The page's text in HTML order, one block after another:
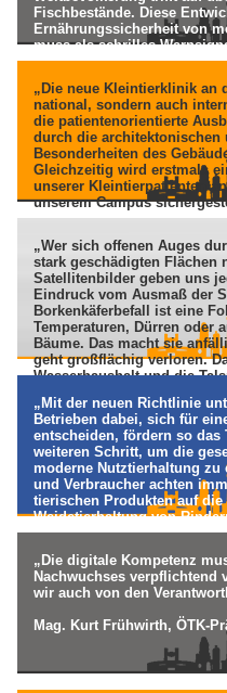
Fischbestände. Diese
Ernährungssicherheit von
muss als schrilles
Jahrzehnt müssen wir mit
Richtungswechsel steuern
Katastrophe zu.“
Karoline Schacht,
29.6.2022
„Die neue Kleintierklinik an
national, sondern auch
die patientenorientierte
durch die architektonischen
Besonderheiten des
Gleichzeitig wird erstmals
unserer Kleintierpatienten
unserem Campus
Wien, 23.6.2022
„Wer sich offenen Auges
stark geschädigten Flächen
Satellitenbilder geben uns
Eindruck vom Ausmaß der
Borkenkäferbefall ist eine
Temperaturen, Dürren oder
Bäume. Das macht sie
geht großflächig verloren.
Wasserhaushalt und die
für viele Arten, als Quelle
Erholungsort. Umso
Waldumbau hin zu
sowie leistungsfähigen
Wolfram Günther,
„Mit der neuen Richtlinie
Betrieben dabei, sich für
entscheiden, fördern so
weiteren Schritt, um die
moderne Nutztierhaltung zu
und Verbraucher achten
tierischen Produkten auf
Weidetierhaltung von
„Die digitale Kompetenz
Nachwuchses verpflichtend
wir auch von den
Mag. Kurt Frühwirth, ÖTK-